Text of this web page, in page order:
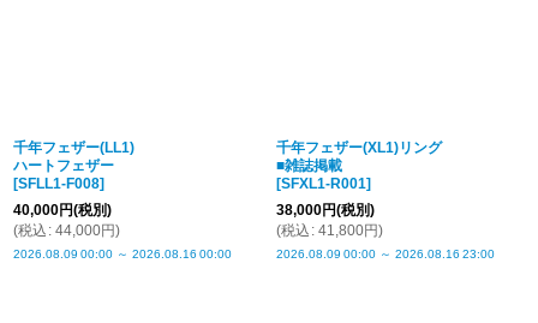
千年フェザー(LL1)
ハートフェザー
[SFLL1-F008]
40,000円(税別)
(税込 : 44,000円)
2026.08.09 00:00 ～ 2026.08.16 00:00
千年フェザー(XL1)リング
■雑誌掲載
[SFXL1-R001]
38,000円(税別)
(税込 : 41,800円)
2026.08.09 00:00 ～ 2026.08.16 23:00